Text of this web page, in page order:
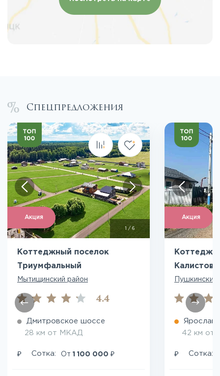
Спецпредложения
Акция
1 / 6
Коттеджный поселок
Триумфальный
Мытищинский район
4.4
Дмитровское шоссе
28 км от МКАД
₽ Сотка: От 1 100 000 ₽
Акция
Калистово
Пушкинский
42 км от
₽ Сотка: